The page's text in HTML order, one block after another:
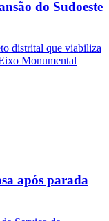
do Sudoeste
distrital que viabiliza
Monumental
após parada